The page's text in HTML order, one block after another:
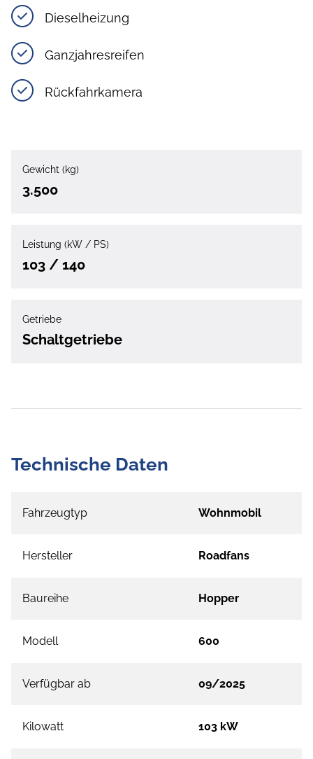
Dieselheizung
Ganzjahresreifen
Rückfahrkamera
Gewicht (kg)
3.500
Leistung (kW / PS)
103 / 140
Getriebe
Schaltgetriebe
Technische Daten
Fahrzeugtyp Wohnmobil
Hersteller Roadfans
Baureihe Hopper
Modell 600
Verfügbar ab 09/2025
Kilowatt 103 kW